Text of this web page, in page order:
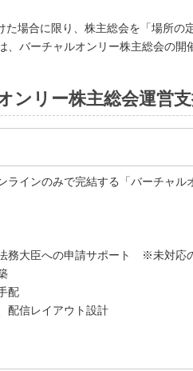
場合に限り、株主総会を「場所の
バーチャルオンリー株主総会の開
ンリー株主総会運営
ラインのみで完結する「バーチャ
務大臣への申請サポート ※未対応
配
配信レイアウト設計